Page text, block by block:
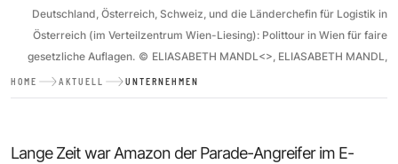
Deutschland, Österreich, Schweiz, und die Länderchefin für Logistik in
Österreich (im Verteilzentrum Wien-Liesing): Polittour in Wien für faire
gesetzliche Auflagen. © ELIASABETH MANDL<>, ELIASABETH MANDL,
HOME AKTUELL UNTERNEHMEN
Lange Zeit war Amazon der Parade-Angreifer im E-